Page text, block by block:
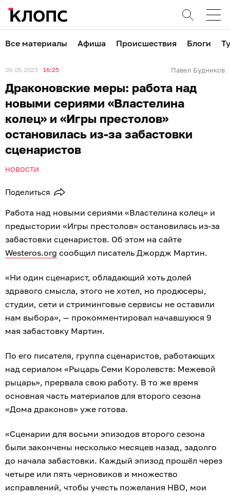
Все материалы Афиша Происшествия Блоги
09.05.2023 16:25 Павел Будников
Драконовские меры: работа над
новыми сериями «Властелина
колец» и «Игры престолов»
остановилась из-за забастовки
сценаристов
НОВОСТИ
Поделиться
Работа над новыми сериями «Властелина колец» и
предыстории «Игры престолов» остановилась из-за
забастовки сценаристов. Об этом на сайте
Westeros.org сообщил писатель Джордж Мартин.
«Ни один сценарист, обладающий хоть долей
здравого смысла, этого не хотел, но продюсеры,
студии, сети и стриминговые сервисы не оставили
нам выбора», — прокомментировал начавшуюся 9
мая забастовку Мартин.
По его писателя, группа сценаристов, работающих
над сериалом «Рыцарь Семи Королевств: Межевой
рыцарь», прервала свою работу. В то же время
основная часть материалов для второго сезона
«Дома драконов» уже готова.
«Сценарии для восьми эпизодов второго сезона
были закончены несколько месяцев назад, задолго
до начала забастовки. Каждый эпизод прошёл через
четыре или пять черновиков и множество
исправлений, чтобы учесть пожелания HBO, мои